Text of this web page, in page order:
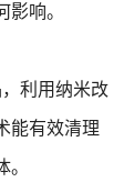
响。
利用纳米改
能有效清理